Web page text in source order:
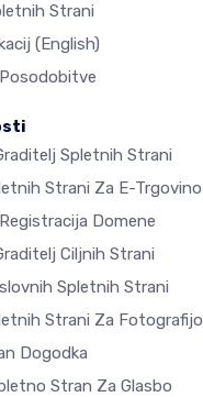
Strani
(English)
Spletnih Strani
Strani Za E-Trgovino
Domene
Ciljnih Strani
Spletnih Strani
Strani Za Fotografijo
Dogodka
Stran Za Glasbo